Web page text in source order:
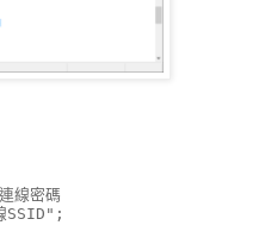
線密碼